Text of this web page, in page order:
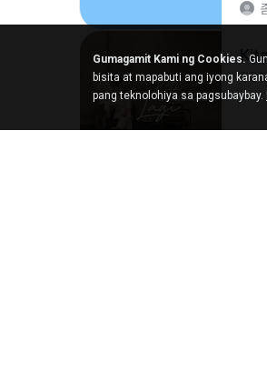
3.3
Gumagamit Kami ng Cookies.
bisita at mapabuti ang iyong
pang teknolohiya sa pagsubaybay.